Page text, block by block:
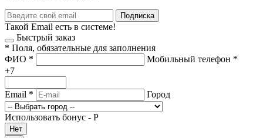
Подписка
Такой Email есть в системе!
Быстрый заказ
* Поля, обязательные для заполнения
ФИО * Мобильный телефон *
+7
Email * Город
Использовать бонус - Р
Нет